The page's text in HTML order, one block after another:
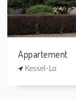
Appartement
Kessel-Lo